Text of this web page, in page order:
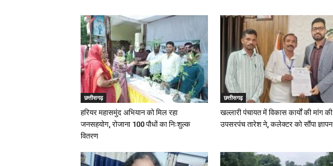
छत्तीसगढ़
हरियर महासमुंद अभियान को मिल रहा
जनसहयोग, रोजाना 100 पौधों का निःशुल्क
वितरण
छत्तीसगढ़
खल्लारी पंचायत में विकास कार्यों की मांग की
उपसरपंच तारेश ने, कलेक्टर को सौंपा ज्ञापन